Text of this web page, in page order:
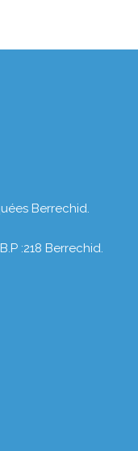
Berrechid.
:218 Berrechid.